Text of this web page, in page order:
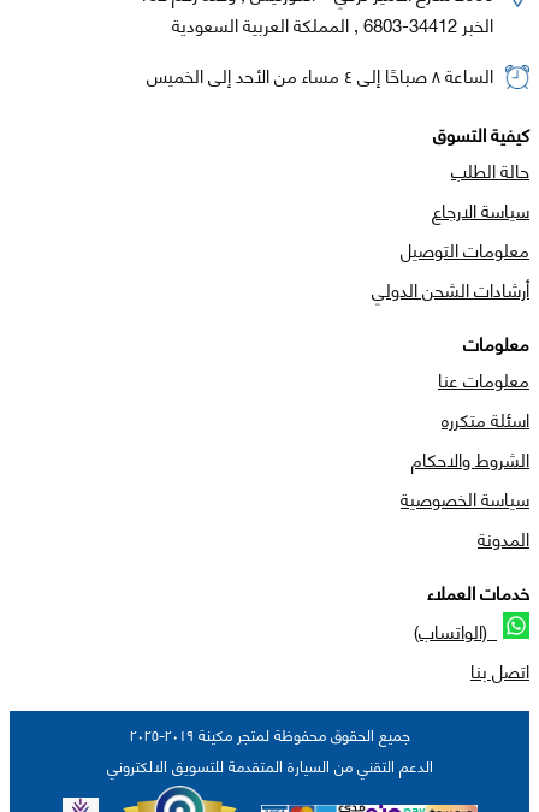
الخبر 34412-6803 , المملكة العربية السعودية
الساعة ٨ صباحًا إلى ٤ مساء من الأحد إلى الخميس
كيفية التسوق
حالة الطلب
سياسة الارجاع
معلومات التوصيل
أرشادات الشحن الدولي
معلومات
معلومات عنا
اسئلة متكرره
الشروط والاحكام
سياسة الخصوصية
المدونة
خدمات العملاء
(الواتساب)
اتصل بنا
جميع الحقوق محفوظة لمتجر مكينة ٢٠١٩-٢٠٢٥
الدعم التقني من السيارة المتقدمة للتسويق الالكتروني